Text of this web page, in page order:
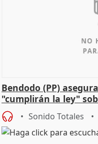
Bendodo (PP)
"cumplirán la ley"
Sonido Totales